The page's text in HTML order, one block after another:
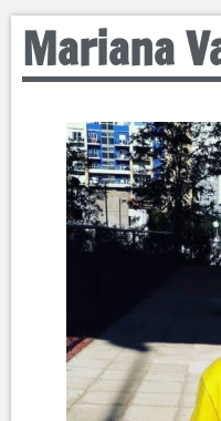
Mariana